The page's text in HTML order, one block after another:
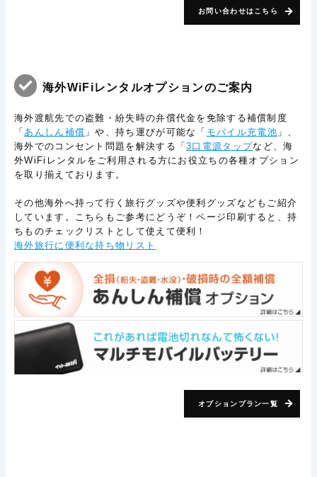
お問い合わせはこちら
海外WiFiレンタルオプションのご案内
海外渡航先での盗難・紛失時の弁償代金を免除する補償制度
「あんしん補償 」や、持ち運びが可能な「 モバイル充電池 」、
海外でのコンセント問題を解決する「3口電源タップなど、海
外WiFiレンタルをご利用される方にお役立ちの各種オプション
を取り揃えております。
その他海外へ持って行く旅行グッズや便利グッズなどもご紹介
しています。こちらもご参考にどうぞ！ページ印刷すると、持
ちものチェックリストとして使えて便利！
海外旅行に便利な持ち物リスト
オプションプラン一覧